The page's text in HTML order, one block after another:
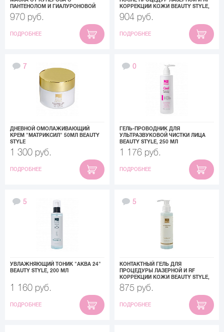
ПАНТЕНОЛОМ И ГИАЛУРОНОВОЙ
КИСЛОТОЙ BEAUTY STYLE, 30 МЛ
970 руб.
ПОДРОБНЕЕ
КОРРЕКЦИИ КОЖИ BEAUTY STYLE,
130 МЛ
904 руб.
ПОДРОБНЕЕ
ДНЕВНОЙ ОМОЛАЖИВАЮЩИЙ
КРЕМ "МАТРИКСИЛ" 50МЛ BEAUTY
STYLE
7
1 300 руб.
ПОДРОБНЕЕ
ГЕЛЬ-ПРОВОДНИК ДЛЯ
УЛЬТРАЗВУКОВОЙ ЧИСТКИ ЛИЦА
BEAUTY STYLE, 250 МЛ
0
1 176 руб.
ПОДРОБНЕЕ
УВЛАЖНЯЮЩИЙ ТОНИК "АКВА 24"
BEAUTY STYLE, 200 МЛ
5
1 160 руб.
ПОДРОБНЕЕ
КОНТАКТНЫЙ ГЕЛЬ ДЛЯ
ПРОЦЕДУРЫ ЛАЗЕРНОЙ И RF
КОРРЕКЦИИ КОЖИ BEAUTY STYLE,
130 МЛ
5
875 руб.
ПОДРОБНЕЕ